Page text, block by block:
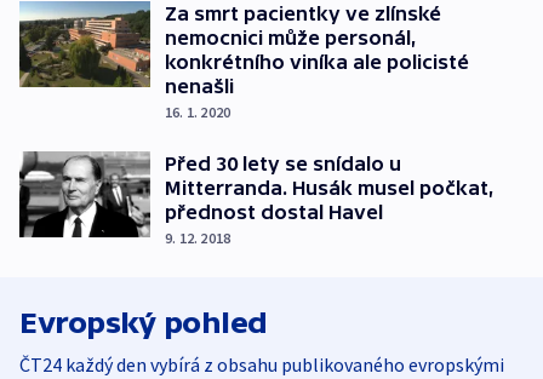
Za smrt pacientky ve zlínské
nemocnici může personál,
konkrétního viníka ale policisté
nenašli
16. 1. 2020
Před 30 lety se snídalo u
Mitterranda. Husák musel počkat,
přednost dostal Havel
9. 12. 2018
Evropský pohled
ČT24 každý den vybírá z obsahu publikovaného evropskými